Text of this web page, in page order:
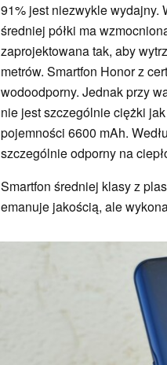
91% jest niezwykle wydajny.
średniej półki ma
zaprojektowana tak, aby
metrów. Smartfon Honor z
wodoodporny. Jednak przy
nie jest szczególnie ciężki
pojemności 6600 mAh.
szczególnie odporny na
Smartfon średniej klasy z
emanuje jakością, ale